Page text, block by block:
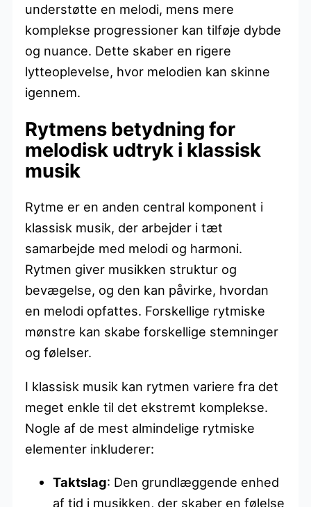
understøtte en melodi, mens mere
komplekse progressioner kan tilføje dybde
og nuance. Dette skaber en rigere
lytteoplevelse, hvor melodien kan skinne
igennem.
Rytmens betydning for
melodisk udtryk i klassisk
musik
Rytme er en anden central komponent i
klassisk musik, der arbejder i tæt
samarbejde med melodi og harmoni.
Rytmen giver musikken struktur og
bevægelse, og den kan påvirke, hvordan
en melodi opfattes. Forskellige rytmiske
mønstre kan skabe forskellige stemninger
og følelser.
I klassisk musik kan rytmen variere fra det
meget enkle til det ekstremt komplekse.
Nogle af de mest almindelige rytmiske
elementer inkluderer:
Taktslag: Den grundlæggende enhed
af tid i musikken, der skaber en følelse